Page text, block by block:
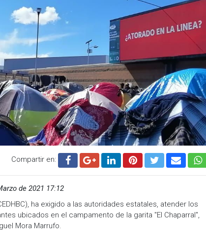
Compartir en:
de 2021 17:12
ha exigido a las autoridades estatales, atender los
ubicados en el campamento de la garita "El Chaparral",
Mora Marrufo.